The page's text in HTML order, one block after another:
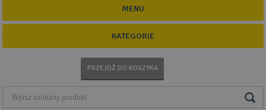
MENU
KATEGORIE
PRZEJDŹ DO KOSZYKA